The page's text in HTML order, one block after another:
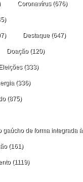
Coronavírus(676)
Destaque (647)
Doação(120)
Eleições(333)
(336)
(875)
de forma
(161)
(1119)